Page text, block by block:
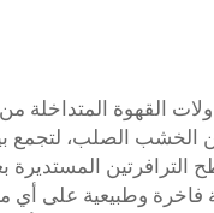
القهوة المتداخلة
الخشب الصلب، لتجمع
الترافرتين
وطبيعية على أي